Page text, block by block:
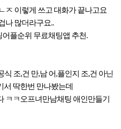
ㅈ 이렇게 쓰고 대화가 끝나고요
나 많더라구요..
플순위 무료채팅앱 추천.
식 조,건 만,남 어,플인지 조,건 아닌
서 딱한번 만나봤는데
ㅋㅋ오프녀만남채팅 애인만들기